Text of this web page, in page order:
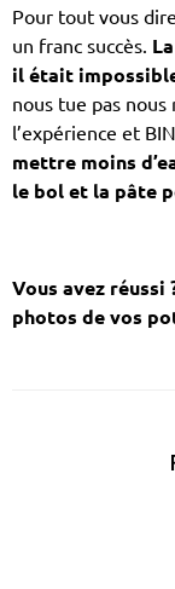
Pour tout vous
un franc succès.
il était
nous tue pas
l’expérience et
mettre moins
le bol et la pâte
Vous avez réussi
photos de vos